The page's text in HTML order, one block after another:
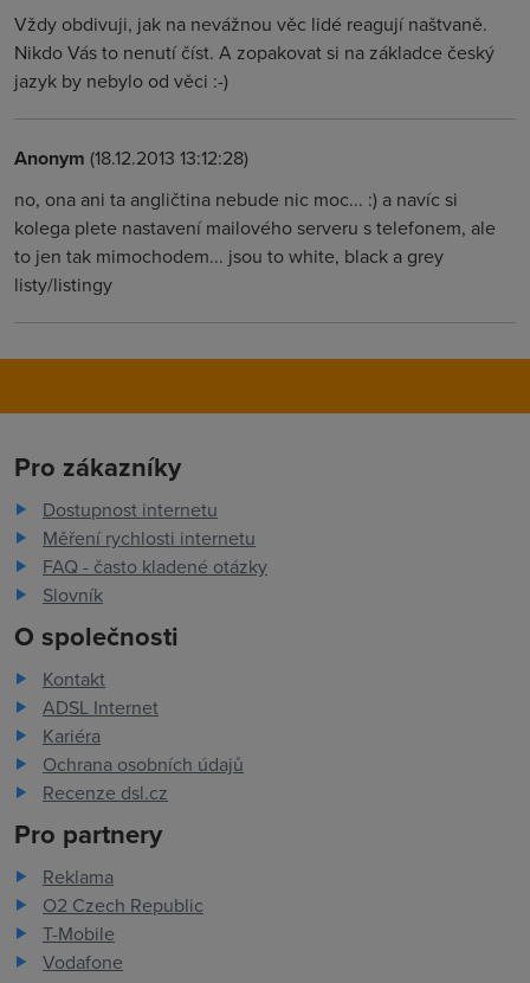
Vždy obdivuji, jak na nevážnou věc lidé reagují naštvaně.
Nikdo Vás to nenutí číst. A zopakovat si na základce český
jazyk by nebylo od věci :-)
Anonym (18.12.2013 13:12:28)
no, ona ani ta angličtina nebude nic moc... :) a navíc si
kolega plete nastavení mailového serveru s telefonem, ale
to jen tak mimochodem... jsou to white, black a grey
listy/listingy
Pro zákazníky
Dostupnost internetu
Měření rychlosti internetu
FAQ - často kladené otázky
Slovník
O společnosti
Kontakt
ADSL Internet
Kariéra
Ochrana osobních údajů
Recenze dsl.cz
Pro partnery
Reklama
O2 Czech Republic
T-Mobile
Vodafone